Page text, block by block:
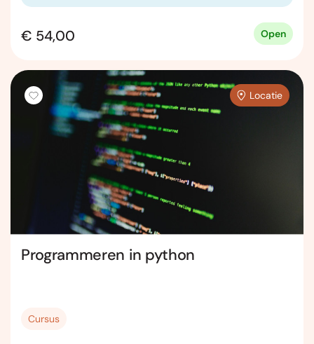
€ 54,00 Open
Locatie
Programmeren in python
Cursus